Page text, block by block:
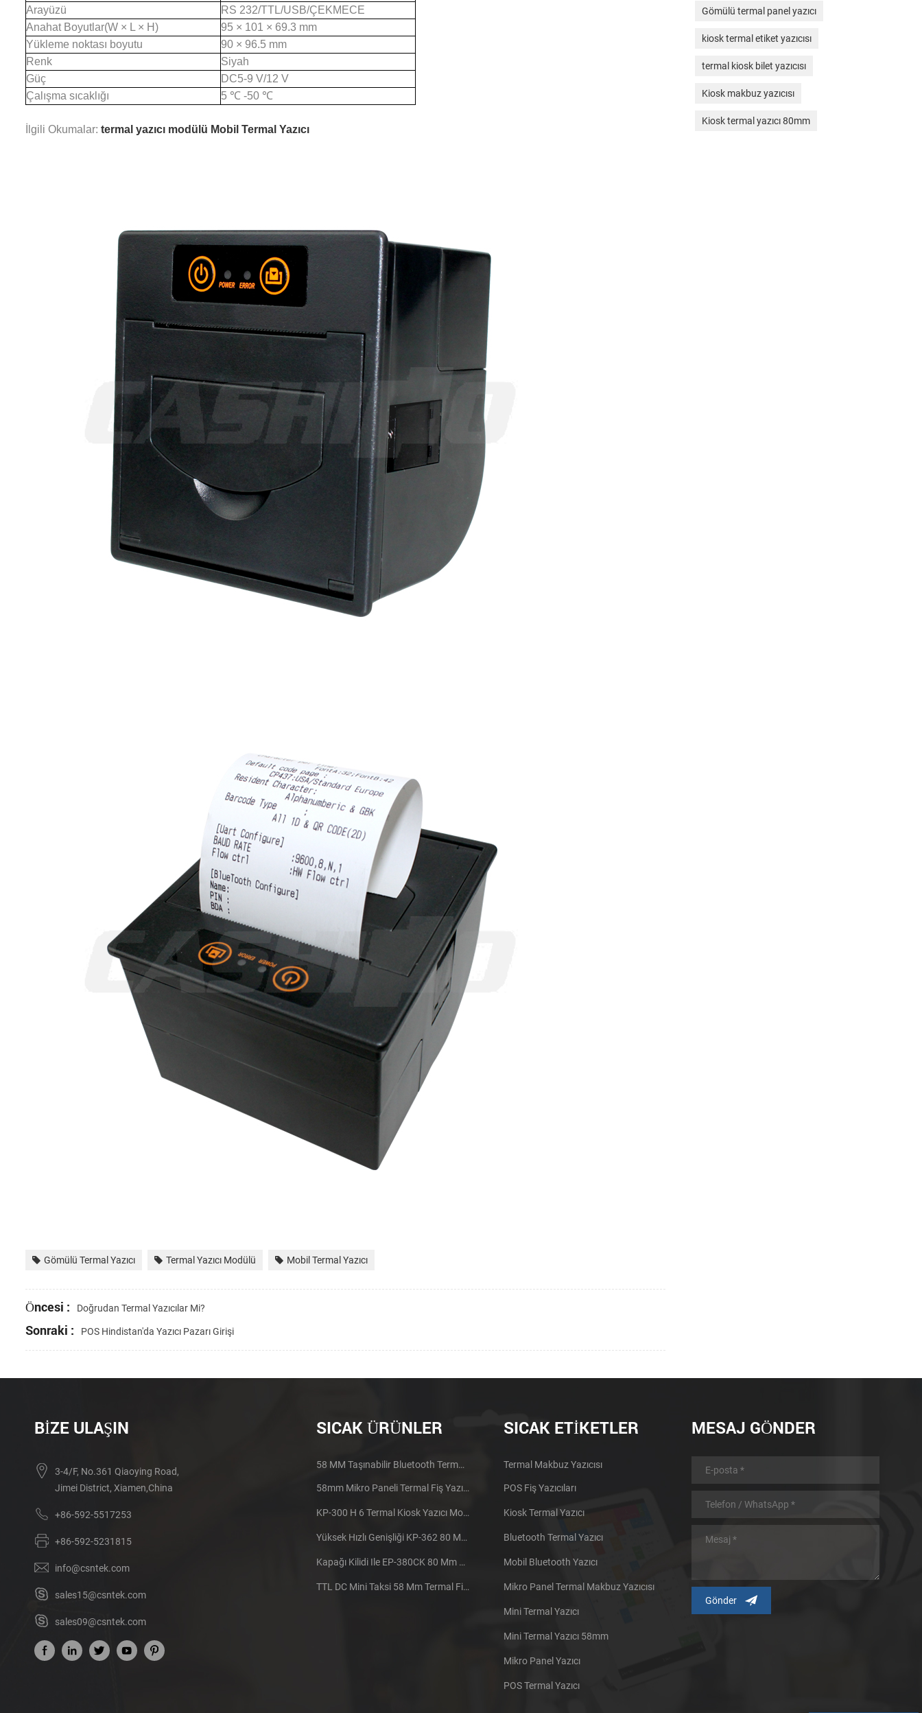
Arayüzü
RS 232/TTL/USB/ÇEKMECE
Anahat Boyutlar(W × L × H) 95 × 101 × 69.3 mm
Yükleme noktası boyutu
90 × 96.5 mm
Renk
Siyah
Güç
DC5-9 V/12 V
Çalışma sıcaklığı
5 ℃ -50 ℃
İlgili Okumalar: termal yazıcı modülü Mobil Termal Yazıcı
Gömülü Termal Yazıcı Termal Yazıcı Modülü Mobil Termal Yazıcı
Öncesi : Doğrudan Termal Yazıcılar Mi?
Sonraki : POS Hindistan'da Yazıcı Pazarı Girişi
Gömülü termal panel yazıcı
kiosk termal etiket yazıcısı
termal kiosk bilet yazıcısı
Kiosk makbuz yazıcısı
Kiosk termal yazıcı 80mm
BIZE ULAŞIN
3-4/F, No.361 Qiaoying Road,
Jimei District, Xiamen,China
+86-592-5517253
+86-592-5231815
info@csntek.com
sales15@csntek.com
sales09@csntek.com
SICAK ÜRÜNLER
58 MM Taşınabilir Bluetooth Termal Yazıcı PTP-II
58mm Mikro Paneli Termal Fiş Yazıcı CSN-A1
KP-300 H 6 Termal Kiosk Yazıcı Modülü
Yüksek Hızlı Genişliği KP-362 80 Mm Termal Yazıcı Kiosk
Kapağı Kilidi Ile EP-380CK 80 Mm Termal Yazıcı
TTL DC Mini Taksi 58 Mm Termal Fiş Yazıcı Gömülü
SICAK ETIKETLER
Termal Makbuz Yazıcısı
POS Fiş Yazıcıları
Kiosk Termal Yazıcı
Bluetooth Termal Yazıcı
Mobil Bluetooth Yazıcı
Mikro Panel Termal Makbuz Yazıcısı
Mini Termal Yazıcı
Mini Termal Yazıcı 58mm
Mikro Panel Yazıcı
POS Termal Yazıcı
MESAJ GÖNDER